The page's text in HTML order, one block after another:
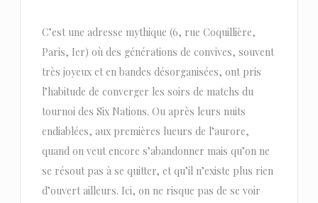
C’est une adresse mythique (6, rue Coquillière,
Paris, Ier) où des générations de convives, souvent
très joyeux et en bandes désorganisées, ont pris
l’habitude de converger les soirs de matchs du
tournoi des Six Nations. Ou après leurs nuits
endiablées, aux premières lueurs de l’aurore,
quand on veut encore s’abandonner mais qu’on ne
se résout pas à se quitter, et qu’il n’existe plus rien
d’ouvert ailleurs. Ici, on ne risque pas de se voir